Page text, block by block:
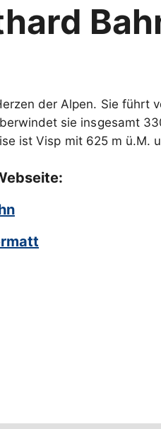
der Alpen. Sie
sie insgesamt
ist Visp mit 625 m